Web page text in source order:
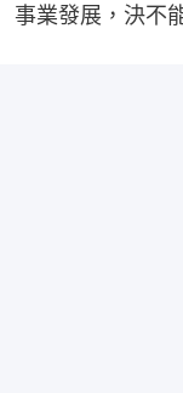
事業發展，決不